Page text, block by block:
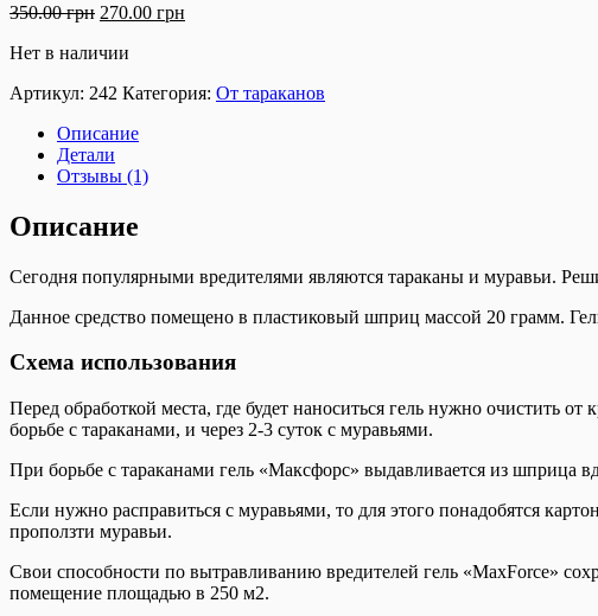
350.00грн 270.00 грн
Нет в наличии
Артикул: 242 Категория: От тараканов
Описание
Детали
Отзывы (1)
Описание
Сегодня популярными вредителями являются тараканы и муравьи.
Данное средство помещено в пластиковый шприц массой 20 грамм.
Схема использования
Перед обработкой места, где будет наноситься гель нужно очистить
борьбе с тараканами, и через 2-3 суток с муравьями.
При борьбе с тараканами гель «Максфорс» выдавливается из шприца
Если нужно расправиться с муравьями, то для этого понадобятся
проползти муравьи.
Свои способности по вытравливанию вредителей гель «MaxForce»
помещение площадью в 250 м2.